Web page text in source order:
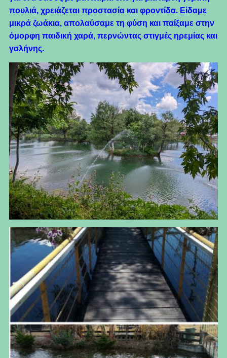
πουλιά, χρειάζεται προστασία και φροντίδα. Είδαμε
μικρά ζωάκια, απολαύσαμε τη φύση και παίξαμε στην
όμορφη παιδική χαρά, περνώντας στιγμές ηρεμίας και
γαλήνης.